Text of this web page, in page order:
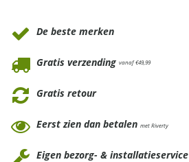
De beste merken
Gratis verzending vanaf €49,99
Gratis retour
Eerst zien dan betalen met Riverty
Eigen bezorg- & installatieservice